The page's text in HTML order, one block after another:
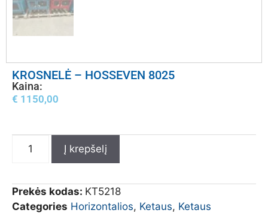
KROSNELĖ – HOSSEVEN 8025
Kaina:
€ 1150,00
Į krepšelį
Prekės kodas: KT5218
Categories Horizontalios, Ketaus, Ketaus